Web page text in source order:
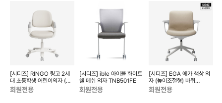
소재지 경기도 고양시 덕양구 꽃마을로64, 1235호
[시디즈] RINGO 링고 2세
대 초등학생 어린이의자 (발
받침 포함) S51ACF0VG
회원전용
[시디즈] ible 아이블 화이트
쉘 메쉬 의자 TNB501FE
회원전용
[시디즈] EGA 에가 책상 의
자 (높이조절형) 바퀴
TN603FY
회원전용